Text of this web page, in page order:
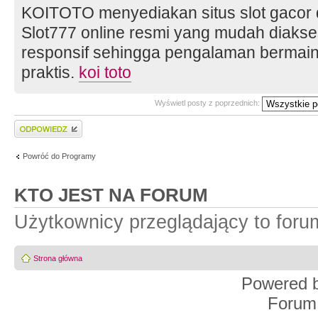
KOITOTO menyediakan situs slot
Slot777 online resmi yang mudah
responsif sehingga pengalaman
praktis. koi toto
Wyświetl posty z poprzednich:
Wyślij odpowiedź
Powróć do Programy
KTO JEST NA FORUM
Użytkownicy przeglądający to
Strona główna
Powered